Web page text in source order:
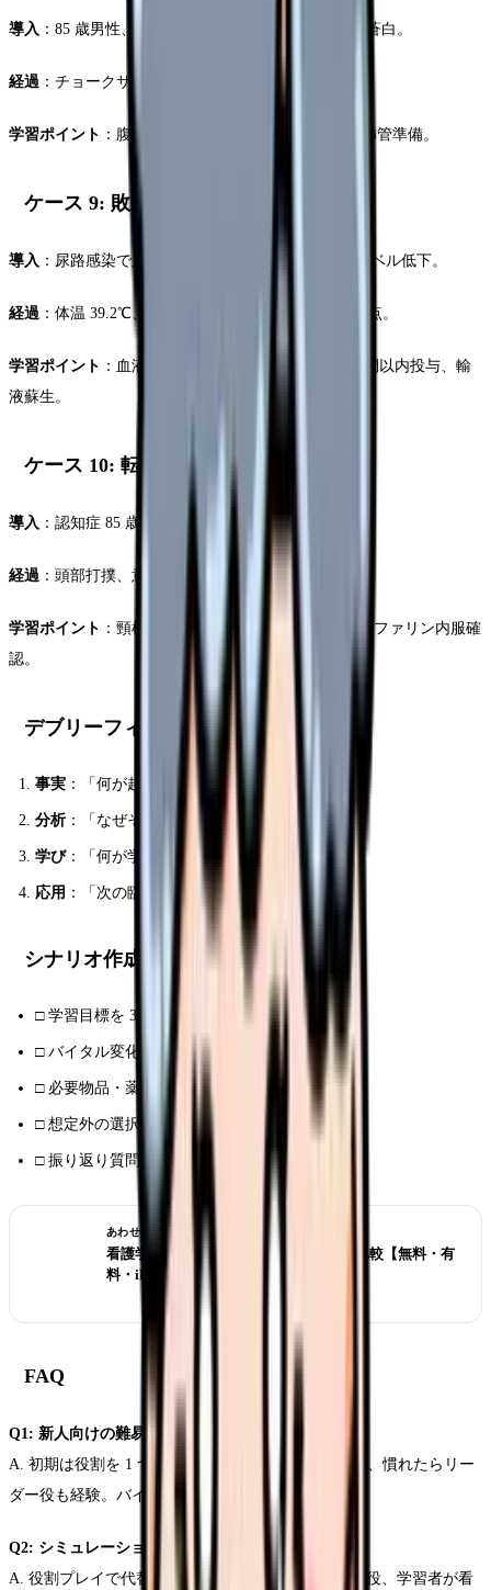
導入 ：85 歳男性、昼食中。突然咳き込み無言、顔面蒼白。
経過 ：チョークサイン、呼吸音減弱。
学習ポイント ：腹部突き上げ法、背部叩打法、気管挿管準備。
ケース 9: 敗血症性ショック
導入 ：尿路感染で入院中の 80 歳女性、朝から意識レベル低下。
経過 ：体温 39.2℃、血圧 70/40、心拍 135。qSOFA 3 点。
学習ポイント ：血液培養 2 セット、広域抗菌薬 1 時間以内投与、輸
液蘇生。
ケース 10: 転倒・頭部外傷
導入 ：認知症 85 歳女性、夜間ベッドから転落。
経過 ：頭部打撲、意識軽度低下、嘔吐。
学習ポイント ：頸椎保護、GCS 評価、CT 手配、ワルファリン内服確
認。
デブリーフィングの 4 段階
事実 ：「何が起きたか」
分析：「なぜそう判断したか」
学び：「何が学べたか」
応用 ：「次の臨床でどう活かすか」
シナリオ作成のチェックリスト
□ 学習目標を 3 つ以内に絞る
□ バイタル変化を時系列で予め設計
□ 必要物品・薬剤を事前にリスト化
□ 想定外の選択肢にも対応できる分岐を用意
□ 振り返り質問を 5 問以上準備
あわせて読みたい
看護学生 解剖生理 アプリ 2026 TOP10 比較【無料・有
料・iPad対応】
FAQ
Q1: 新人向けの難易度調整は？
A. 初期は役割を 1 つに限定（観察のみ・記録のみ）、慣れたらリー
ダー役も経験。バイタル悪化スピードも調整可能。
Q2: シミュレーション用の人形が無い時は？
A. 役割プレイで代替可能。ファシリテーターが患者役、学習者が看